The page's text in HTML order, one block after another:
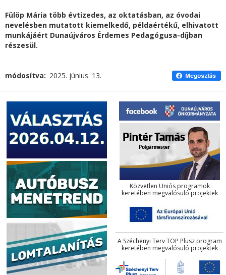
Fülöp Mária több évtizedes, az oktatásban, az óvodai
nevelésben mutatott kiemelkedő, példaértékű, elhivatott
munkájáért Dunaújváros Érdemes Pedagógusa-díjban
részesül.
módosítva 2025. június. 13.
Közvetlen Uniós programok
keretében megvalósuló projektek
A Széchenyi Terv TOP Plusz program
keretében megvalósuló projektek